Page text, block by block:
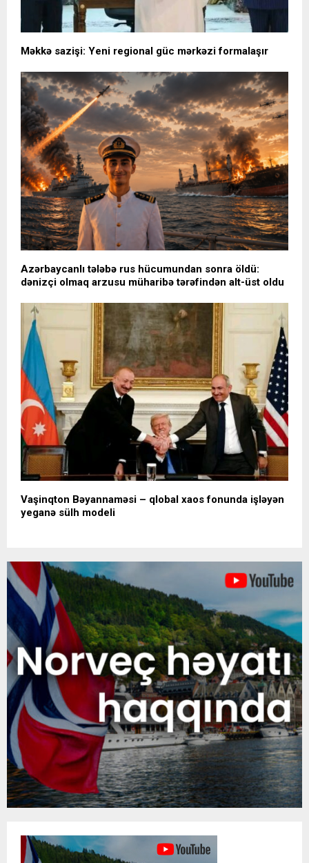
Məkkə sazişi: Yeni regional güc mərkəzi formalaşır
Azərbaycanlı tələbə rus hücumundan sonra öldü:
dənizçi olmaq arzusu müharibə tərəfindən alt-üst oldu
Vaşinqton Bəyannaməsi – qlobal xaos fonunda işləyən
yeganə sülh modeli